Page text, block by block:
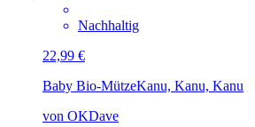
Nachhaltig
22,99 €
Baby Bio-MützeKanu, Kanu, Kanu
von OKDave